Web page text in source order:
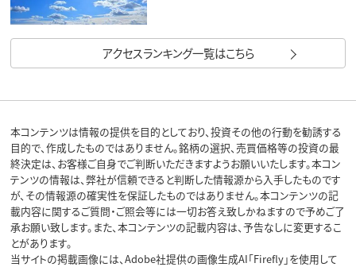
アクセスランキング一覧はこちら
本コンテンツは情報の提供を目的としており、投資その他の行動を勧誘する
目的で、作成したものではありません。銘柄の選択、売買価格等の投資の最
終決定は、お客様ご自身でご判断いただきますようお願いいたします。本コン
テンツの情報は、弊社が信頼できると判断した情報源から入手したものです
が、その情報源の確実性を保証したものではありません。本コンテンツの記
載内容に関するご質問・ご照会等には一切お答え致しかねますので予めご了
承お願い致します。また、本コンテンツの記載内容は、予告なしに変更するこ
とがあります。
当サイトの掲載画像には、Adobe社提供の画像生成AI「Firefly」を使用して